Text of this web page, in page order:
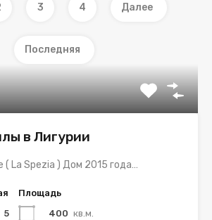
3 4 Далее
Последняя
в Лигурии
( La Spezia ) Дом 2015 года…
5
Площадь
400 кв.м.